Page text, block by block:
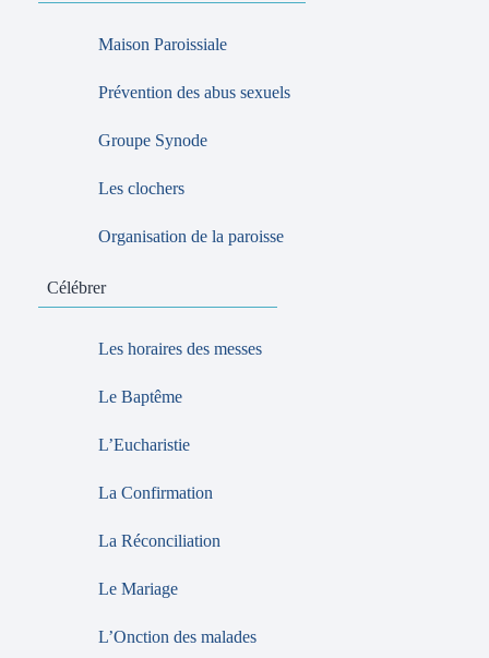
Maison Paroissiale
Prévention des abus sexuels
Groupe Synode
Les clochers
Organisation de la paroisse
Célébrer
Les horaires des messes
Le Baptême
L’Eucharistie
La Confirmation
La Réconciliation
Le Mariage
L’Onction des malades